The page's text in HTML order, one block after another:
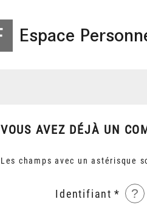
Espace
VOUS AVEZ DÉJÀ UN
Les champs avec un astérisque
Identifiant ?